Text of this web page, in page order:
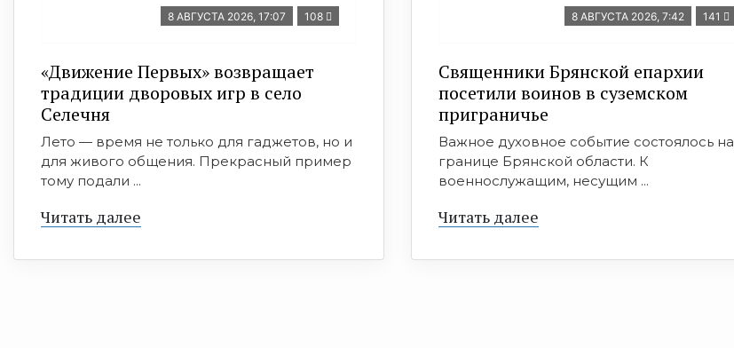
8 АВГУСТА 2026, 17:07 108
«Движение Первых» возвращает
традиции дворовых игр в село
Селечня
Лето — время не только для гаджетов, но и
для живого общения. Прекрасный пример
тому подали ...
Читать далее
8 АВГУСТА 2026, 7:42 141
Священники Брянской епархии
посетили воинов в суземском
приграничье
Важное духовное событие состоялось на
границе Брянской области. К
военнослужащим, несущим ...
Читать далее